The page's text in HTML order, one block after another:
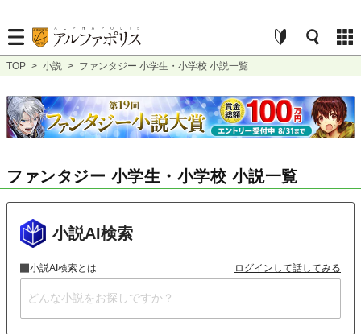
TOP > 小説 > ファンタジー 小学生・小学校 小説一覧
ファンタジー 小学生・小学校 小説一覧
小説AI検索
小説AI検索とは ログインして話してみる